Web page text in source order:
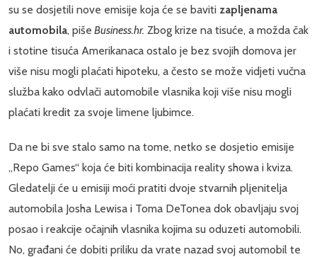
su se dosjetili nove emisije koja će se baviti zapljenama
automobila, piše Business.hr. Zbog krize na tisuće, a možda čak
i stotine tisuća Amerikanaca ostalo je bez svojih domova jer
više nisu mogli plaćati hipoteku, a često se može vidjeti vučna
služba kako odvlači automobile vlasnika koji više nisu mogli
plaćati kredit za svoje limene ljubimce.
Da ne bi sve stalo samo na tome, netko se dosjetio emisije
„Repo Games“ koja će biti kombinacija reality showa i kviza.
Gledatelji će u emisiji moći pratiti dvoje stvarnih pljenitelja
automobila Josha Lewisa i Toma DeTonea dok obavljaju svoj
posao i reakcije očajnih vlasnika kojima su oduzeti automobili.
No, građani će dobiti priliku da vrate nazad svoj automobil te